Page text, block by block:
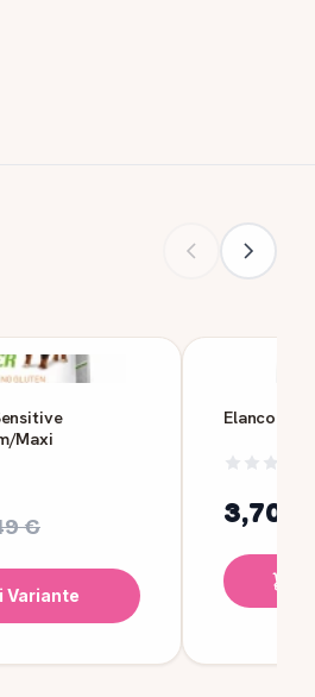
Maxi
€
Variante
Elanco
3,70 €